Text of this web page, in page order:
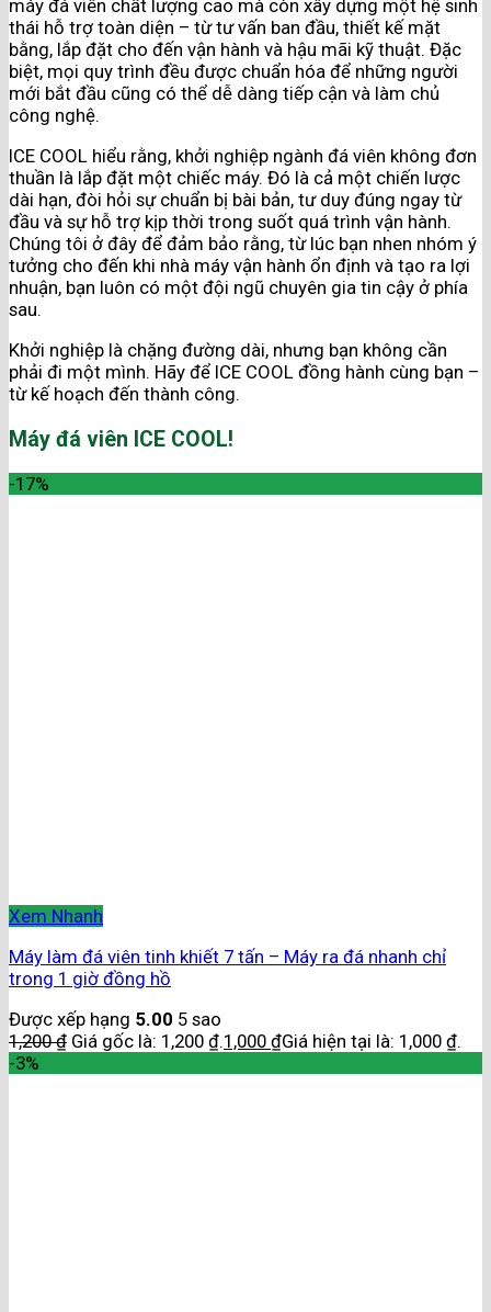
máy đá viên chất lượng cao mà còn xây dựng một hệ sinh
thái hỗ trợ toàn diện – từ tư vấn ban đầu, thiết kế mặt
bằng, lắp đặt cho đến vận hành và hậu mãi kỹ thuật. Đặc
biệt, mọi quy trình đều được chuẩn hóa để những người
mới bắt đầu cũng có thể dễ dàng tiếp cận và làm chủ
công nghệ.
ICE COOL hiểu rằng, khởi nghiệp ngành đá viên không đơn
thuần là lắp đặt một chiếc máy. Đó là cả một chiến lược
dài hạn, đòi hỏi sự chuẩn bị bài bản, tư duy đúng ngay từ
đầu và sự hỗ trợ kịp thời trong suốt quá trình vận hành.
Chúng tôi ở đây để đảm bảo rằng, từ lúc bạn nhen nhóm ý
tưởng cho đến khi nhà máy vận hành ổn định và tạo ra lợi
nhuận, bạn luôn có một đội ngũ chuyên gia tin cậy ở phía
sau.
Khởi nghiệp là chặng đường dài, nhưng bạn không cần
phải đi một mình. Hãy để ICE COOL đồng hành cùng bạn –
từ kế hoạch đến thành công.
Máy đá viên ICE COOL!
-17%
Xem Nhanh
Máy làm đá viên tinh khiết 7 tấn – Máy ra đá nhanh chỉ
trong 1 giờ đồng hồ
Được xếp hạng 5.00 5 sao
1,200₫ Giá gốc là: 1,200 ₫.1,000 ₫Giá hiện tại là: 1,000 ₫.
-3%